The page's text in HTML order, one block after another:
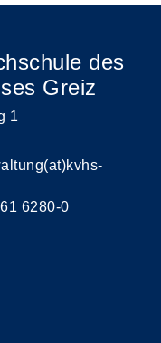
des
Greiz
1
6280-0